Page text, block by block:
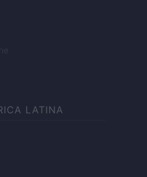
LATINA